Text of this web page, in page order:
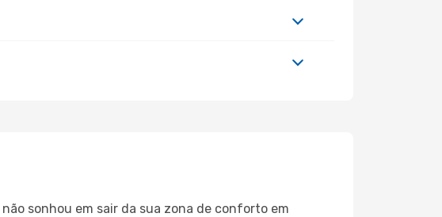
sonhou em sair da sua zona de conforto em